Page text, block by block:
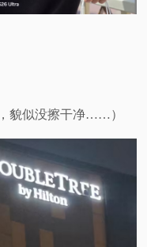
貌似没擦干净……）